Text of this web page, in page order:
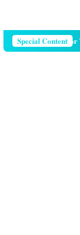
Special Content
Menghapus Nomor